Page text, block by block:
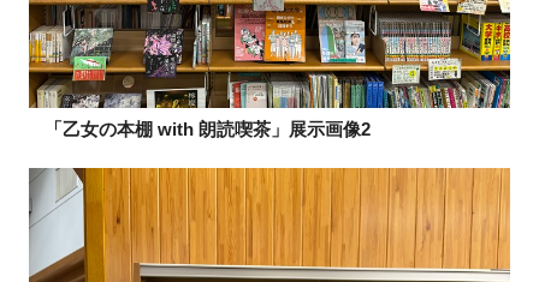
「乙女の本棚 with 朗読喫茶」展示画像2